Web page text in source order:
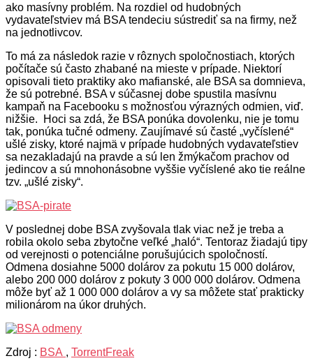
ako masívny problém. Na rozdiel od hudobných
vydavateľstviev má BSA tendeciu sústrediť sa na firmy, než
na jednotlivcov.
To má za následok razie v rôznych spoločnostiach, ktorých
počítače sú často zhabané na mieste v prípade. Niektorí
opisovali tieto praktiky ako mafianské, ale BSA sa domnieva,
že sú potrebné. BSA v súčasnej dobe spustila masívnu
kampaň na Facebooku s možnosťou výrazných odmien, viď.
nižšie. Hoci sa zdá, že BSA ponúka dovolenku, nie je tomu
tak, ponúka tučné odmeny. Zaujímavé sú časté „vyčíslené“
ušlé zisky, ktoré najmä v prípade hudobných vydavateľstiev
sa nezakladajú na pravde a sú len žmýkačom prachov od
jedincov a sú mnohonásobne vyššie vyčíslené ako tie reálne
tzv. „ušlé zisky“.
V poslednej dobe BSA zvyšovala tlak viac než je treba a
robila okolo seba zbytočne veľké „haló“. Tentoraz žiadajú tipy
od verejnosti o potenciálne porušujúcich spoločností.
Odmena dosiahne 5000 dolárov za pokutu 15 000 dolárov,
alebo 200 000 dolárov z pokuty 3 000 000 dolárov. Odmena
môže byť až 1 000 000 dolárov a vy sa môžete stať prakticky
milionárom na úkor druhých.
Zdroj : BSA , TorrentFreak